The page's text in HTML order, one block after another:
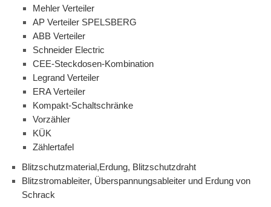
Mehler Verteiler
AP Verteiler SPELSBERG
ABB Verteiler
Schneider Electric
CEE-Steckdosen-Kombination
Legrand Verteiler
ERA Verteiler
Kompakt-Schaltschränke
Vorzähler
KÜK
Zählertafel
Blitzschutzmaterial,Erdung, Blitzschutzdraht
Blitzstromableiter, Überspannungsableiter und Erdung von
Schrack